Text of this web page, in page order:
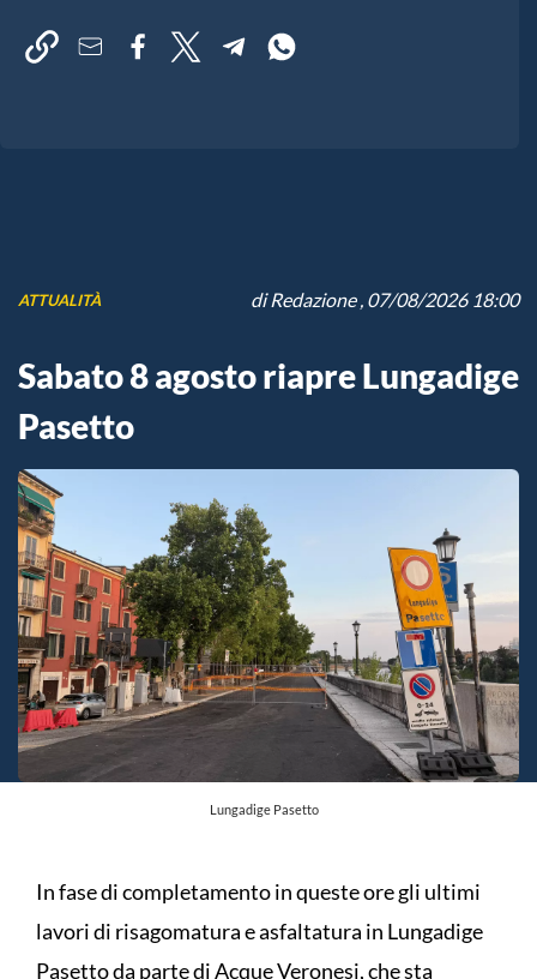
ATTUALITÀ diRedazione, 07/08/2026 18:00
Sabato 8 agosto riapre Lungadige
Pasetto
Lungadige Pasetto
In fase di completamento in queste ore gli ultimi
lavori di risagomatura e asfaltatura in Lungadige
Pasetto da parte di Acque Veronesi, che sta